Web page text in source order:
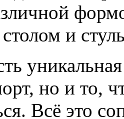
и
но и то,
Всё это